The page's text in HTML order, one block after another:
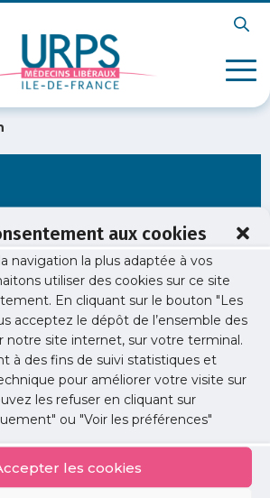
aux cookies
navigation la plus adaptée à vos
utiliser des cookies sur ce site
En cliquant sur le bouton "Les
acceptez le dépôt de l’ensemble des
notre site internet, sur votre terminal.
à des fins de suivi statistiques et
pour améliorer votre visite sur
les refuser en cliquant sur
ou "Voir les préférences"
les cookies
www.urps-med-idf.org/webinaire-sur-le-
mise-en-page-diverses-15/"]